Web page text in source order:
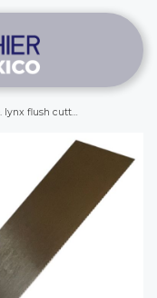
saw. garlick and son